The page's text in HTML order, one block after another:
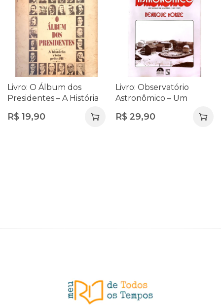
Livro Novo Lacrado
Livro: O Álbum dos
Presidentes – A História
R$ 19,90
Livro: Observatório
Astronômico – Um
1927) – Henrique Morize
R$ 29,90